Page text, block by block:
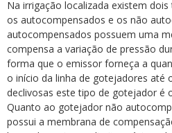
Na irrigação localizada existem
os autocompensados e os não
autocompensados possuem uma
compensa a variação de pressão
forma que o emissor forneça a
o início da linha de gotejadores até
declivosas este tipo de gotejador é
Quanto ao gotejador não
possui a membrana de